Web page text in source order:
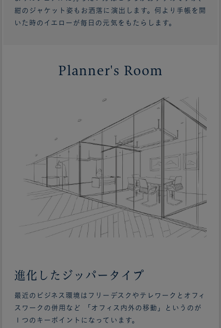
紺のジャケット姿もお洒落に演出します。何より手帳を開
いた時のイエローが毎日の元気をもたらします。
Planner's Room
進化したジッパータイプ
最近のビジネス環境はフリーデスクやテレワークとオフィ
スワークの併用など 「オフィス内外の移動」というのが
１つのキーポイントになっています。